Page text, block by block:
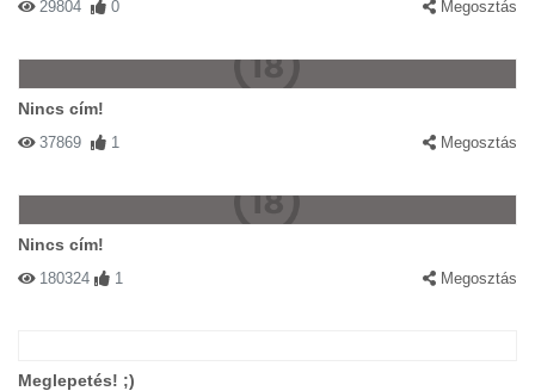
29804 0 Megosztás
Nincs cím!
37869 1 Megosztás
Nincs cím!
180324 1 Megosztás
Meglepetés! ;)